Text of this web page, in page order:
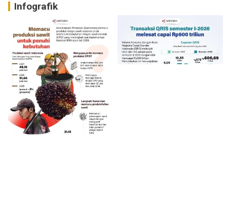
Infografik